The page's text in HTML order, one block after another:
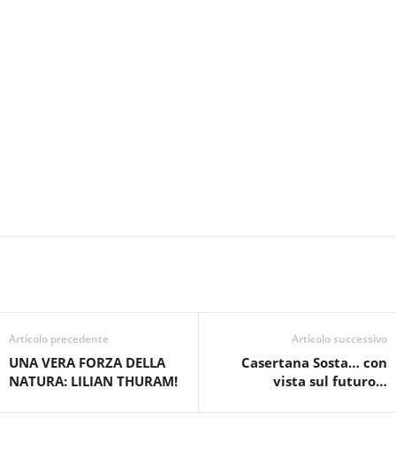
Articolo precedente
UNA VERA FORZA DELLA
NATURA: LILIAN THURAM!
Articolo successivo
Casertana Sosta… con
vista sul futuro…